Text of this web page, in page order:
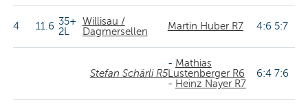
4 11.6 35+
2L
Willisau /
Dagmersellen
Martin Huber R7 4:6 5:7
Stefan Schärli R5
- Mathias
Lustenberger R6
- Heinz Nayer R7
6:4 7:6